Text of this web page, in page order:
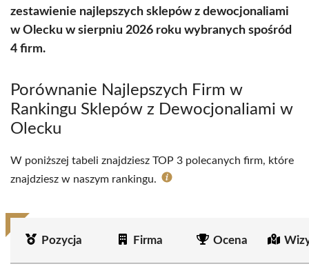
zestawienie najlepszych sklepów z dewocjonaliami
w Olecku w sierpniu 2026 roku wybranych spośród
4 firm.
Porównanie Najlepszych Firm w
Rankingu Sklepów z Dewocjonaliami w
Olecku
W poniższej tabeli znajdziesz TOP 3 polecanych firm, które
znajdziesz w naszym rankingu.
Pozycja Firma Ocena